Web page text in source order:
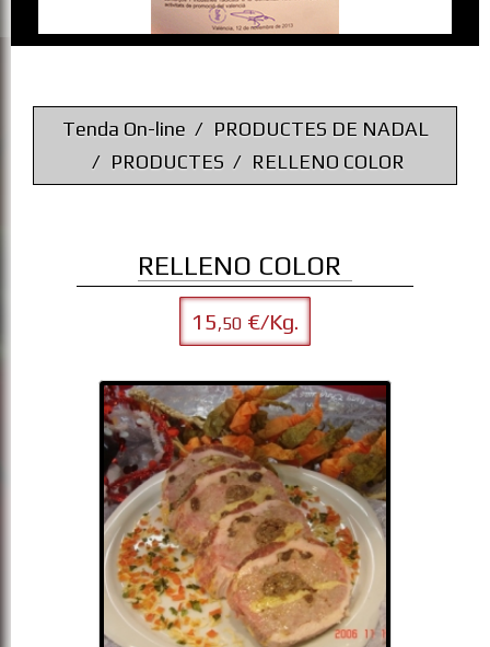
Tenda On-line
PRODUCTES DE NADAL
PRODUCTES
RELLENO COLOR
RELLENO COLOR
15,50 €/Kg.